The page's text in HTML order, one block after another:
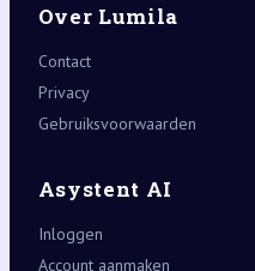
Over Lumila
Contact
Privacy
Gebruiksvoorwaarden
Asystent AI
Inloggen
Account aanmaken